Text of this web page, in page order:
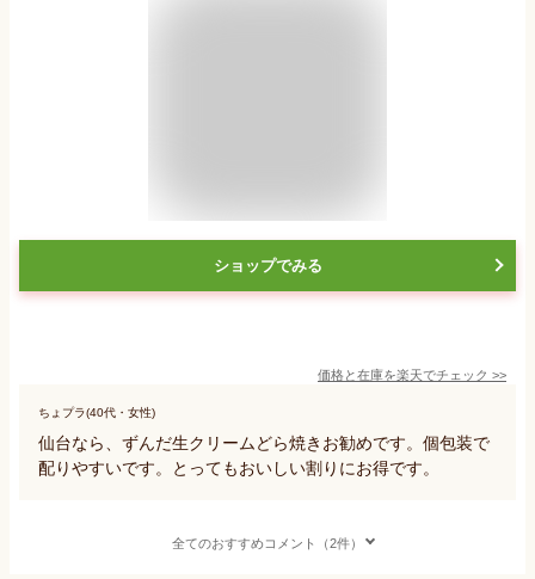
ショップでみる
価格と在庫を楽天でチェック >>
ちょプラ(40代・女性)
仙台なら、ずんだ生クリームどら焼きお勧めです。個包装で
配りやすいです。とってもおいしい割りにお得です。
全てのおすすめコメント（2件）